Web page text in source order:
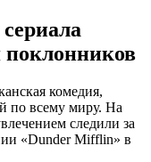
комедия,
по всему миру. На
следили за
«Dunder Mifflin» в